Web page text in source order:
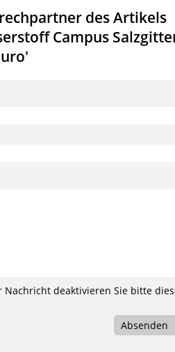
des Artikels
Campus
Nachricht deaktivieren Sie bitte
Absenden